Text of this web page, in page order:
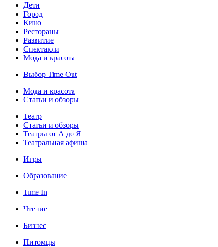
Дети
Город
Кино
Рестораны
Развитие
Спектакли
Мода и красота
Выбор Time Out
Мода и красота
Статьи и обзоры
Театр
Статьи и обзоры
Театры от А до Я
Театральная афиша
Игры
Образование
Time In
Чтение
Бизнес
Питомцы